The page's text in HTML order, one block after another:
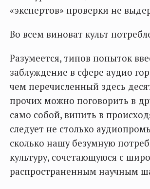
«экспертов» проверки не
Во всем виноват культ
Разумеется, типов попыток
заблуждение в сфере аудио
чем перечисленный здесь
прочих можно поговорить в
само собой, винить в
следует не столько
сколько нашу безумную
культуру, сочетающуюся с
распространенным научным